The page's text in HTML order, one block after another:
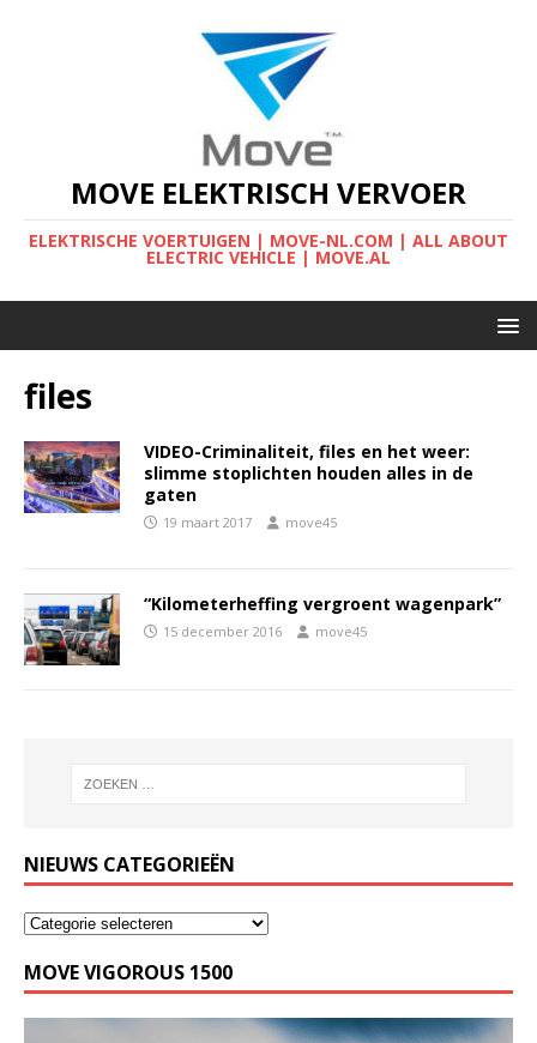
MOVE ELEKTRISCH VERVOER
ELEKTRISCHE VOERTUIGEN | MOVE-NL.COM | ALL ABOUT
ELECTRIC VEHICLE | MOVE.AL
files
VIDEO-Criminaliteit, files en het weer:
slimme stoplichten houden alles in de
gaten
19 maart 2017 move45
“Kilometerheffing vergroent wagenpark”
15 december 2016 move45
NIEUWS CATEGORIEËN
MOVE VIGOROUS 1500